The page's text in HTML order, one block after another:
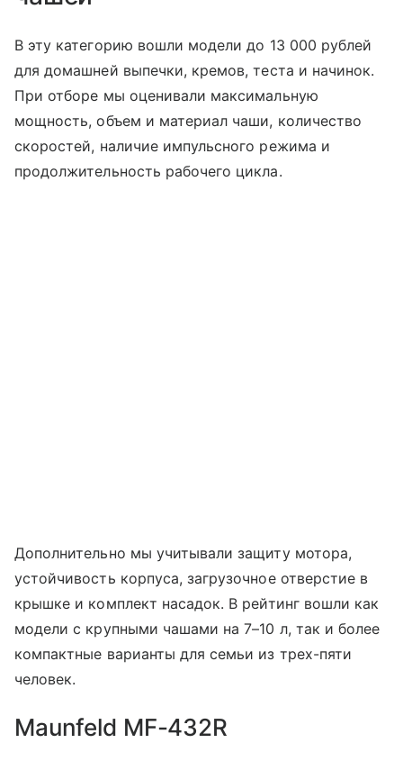
В эту категорию вошли модели до 13 000 рублей
для домашней выпечки, кремов, теста и начинок.
При отборе мы оценивали максимальную
мощность, объем и материал чаши, количество
скоростей, наличие импульсного режима и
продолжительность рабочего цикла.
Дополнительно мы учитывали защиту мотора,
устойчивость корпуса, загрузочное отверстие в
крышке и комплект насадок. В рейтинг вошли как
модели с крупными чашами на 7–10 л, так и более
компактные варианты для семьи из трех-пяти
человек.
Maunfeld MF-432R